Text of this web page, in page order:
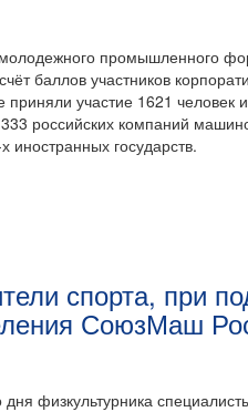
промышленного
баллов участников
участие 1621 человек
российских компаний
иностранных государств.
спорта, при
СоюзМаш
дня физкультурника